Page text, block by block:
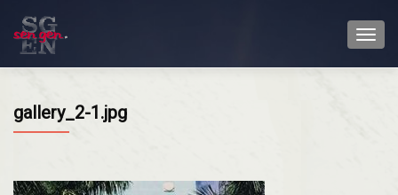
gallery_2-1.jpg